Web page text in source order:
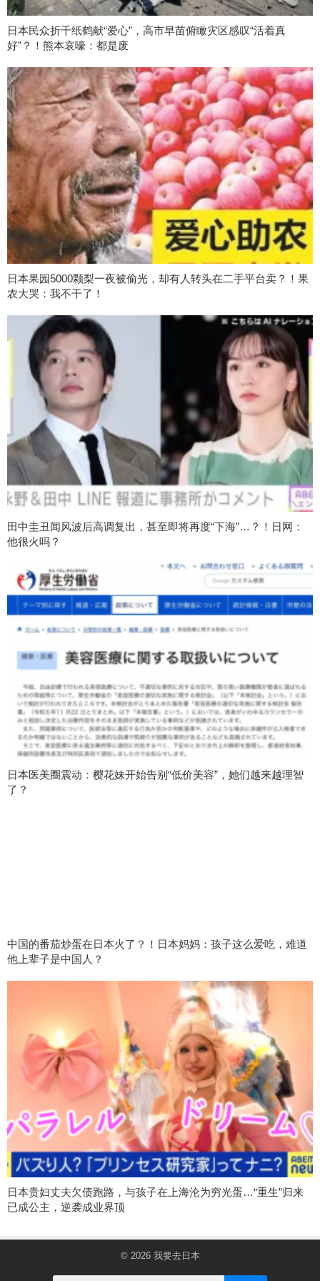
日本民众折千纸鹤献“爱心”，高市早苗俯瞰灾区感叹“活着真
好”？！熊本哀嚎：都是废
日本果园5000颗梨一夜被偷光，却有人转头在二手平台卖？！果
农大哭：我不干了！
田中圭丑闻风波后高调复出，甚至即将再度“下海”…？！日网：
他很火吗？
日本医美圈震动：樱花妹开始告别“低价美容”，她们越来越理智
了？
中国的番茄炒蛋在日本火了？！日本妈妈：孩子这么爱吃，难道
他上辈子是中国人？
日本贵妇丈夫欠债跑路，与孩子在上海沦为穷光蛋…“重生”归来
已成公主，逆袭成业界顶
© 2026 我要去日本